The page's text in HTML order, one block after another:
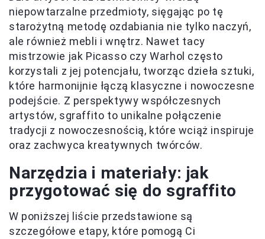
niepowtarzalne przedmioty, sięgając po tę
starożytną metodę ozdabiania nie tylko naczyń,
ale również mebli i wnętrz. Nawet tacy
mistrzowie jak Picasso czy Warhol często
korzystali z jej potencjału, tworząc dzieła sztuki,
które harmonijnie łączą klasyczne i nowoczesne
podejście. Z perspektywy współczesnych
artystów, sgraffito to unikalne połączenie
tradycji z nowoczesnością, które wciąż inspiruje
oraz zachwyca kreatywnych twórców.
Narzędzia i materiały: jak
przygotować się do sgraffito
W poniższej liście przedstawione są
szczegółowe etapy, które pomogą Ci